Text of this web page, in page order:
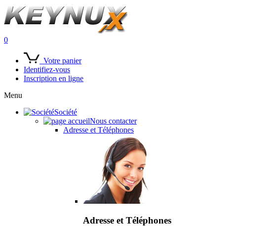
0
Votre panier
Identifiez-vous
Inscription en ligne
Menu
Société
Nous contacter
Adresse et Téléphones
Adresse et Téléphones